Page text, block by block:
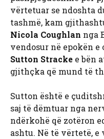
vërtetuar se ndoshta
tashmë, kam
Nicola Coughlan nga
vendosur në epokën
Sutton Stracke e bën
gjithçka që mund të
Sutton është e
saj të dëmtuar nga
ndërkohë që zotëron
ashtu. Në të vërtetë, e